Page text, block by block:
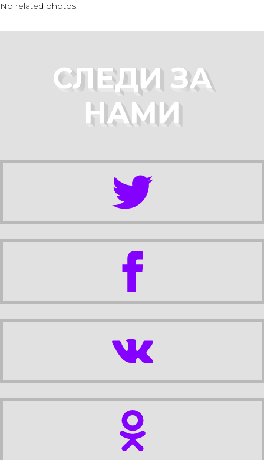
No related photos.
СЛЕДИ ЗА
НАМИ